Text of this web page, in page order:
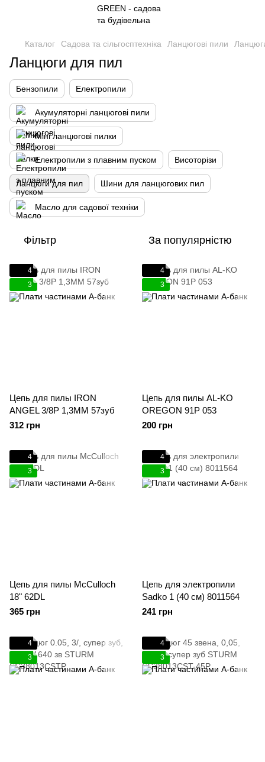
Каталог Садова та сільгосптехніка Ланцюгові пили
Ланцюги для пил
Бензопили Електропили
Акумуляторні ланцюгові пили
Міні ланцюгові пилки
Електропили з плавним пуском Висоторізи
Ланцюги для пил Шини для ланцюгових пил
Масло для садової техніки
Фільтр За популярністю
4
3
Цепь для пилы IRON
ANGEL 3/8P 1,3ММ 57зуб
312 грн
4
3
Цепь для пилы AL-KO
OREGON 91P 053
200 грн
4
3
Цепь для пилы McCulloch
18" 62DL
365 грн
4
3
Цепь для электропили
Sadko 1 (40 см) 8011564
241 грн
4
3
4
3